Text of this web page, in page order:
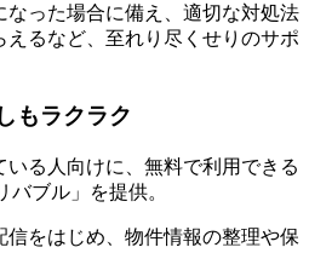
なった場合に備え、適切な対処法
るなど、至れり尽くせりのサポ
もラクラク
る人向けに、無料で利用できる
バブル」を提供。
をはじめ、 物件情報の整理や保